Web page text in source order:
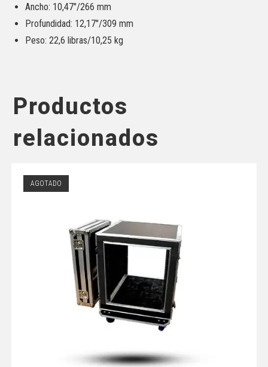
Ancho: 10,47″/266 mm
Profundidad: 12,17″/309 mm
Peso: 22,6 libras/10,25 kg
Productos
relacionados
AGOTADO